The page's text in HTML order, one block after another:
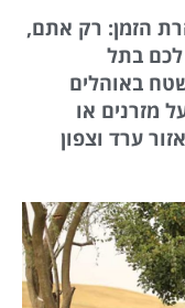
הזמן: רק אתם,
לכם בתל
באוהלים
מזרנים או
ערד וצפון